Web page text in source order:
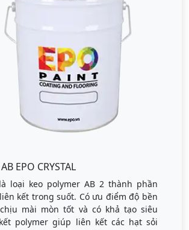
EPO CRYSTAL
loại keo polymer AB 2 thành phần
kết trong suốt. Có ưu điểm độ bền
mài mòn tốt và có khả tạo siêu
polymer giúp liên kết các hạt sỏi